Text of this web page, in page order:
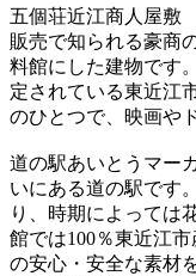
五個荘近江商人屋敷
販売で知られる豪商
料館にした建物です
定されている東近江
のひとつで、映画や
道の駅あいとうマー
いにある道の駅です
り、時期によっては
館では100％東近江
の安心・安全な素材